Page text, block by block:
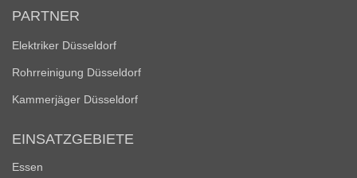
PARTNER
Elektriker Düsseldorf
Rohrreinigung Düsseldorf
Kammerjäger Düsseldorf
EINSATZGEBIETE
Essen